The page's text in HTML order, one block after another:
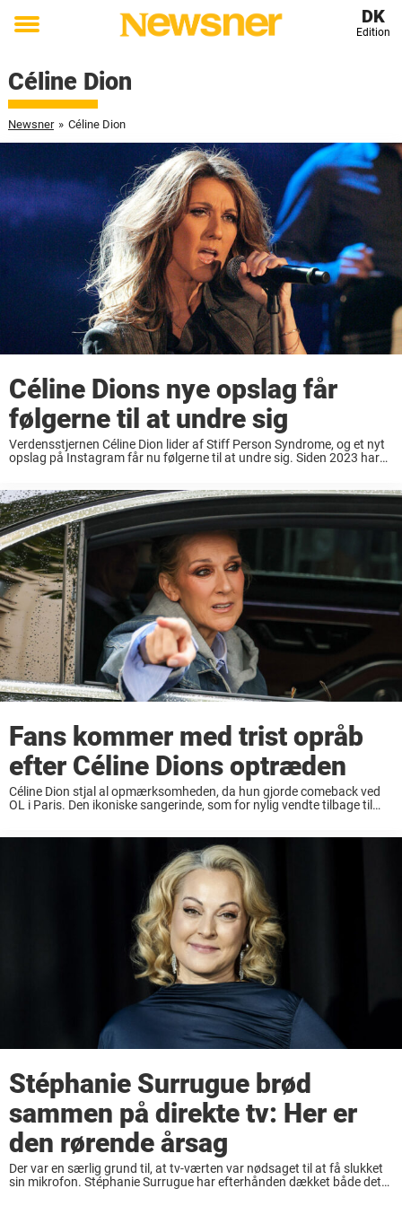
Toggle
DK
Edition
Céline Dion
Newsner » Céline Dion
Céline Dions nye opslag får
følgerne til at undre sig
Verdensstjernen Céline Dion lider af Stiff Person Syndrome, og et nyt
opslag på Instagram får nu følgerne til at undre sig. Siden 2023 har
Fans kommer med trist opråb
efter Céline Dions optræden
Céline Dion stjal al opmærksomheden, da hun gjorde comeback ved
OL i Paris. Den ikoniske sangerinde, som for nylig vendte tilbage til
Stéphanie Surrugue brød
sammen på direkte tv: Her er
den rørende årsag
Der var en særlig grund til, at tv-værten var nødsaget til at få slukket
sin mikrofon. Stéphanie Surrugue har efterhånden dækket både det